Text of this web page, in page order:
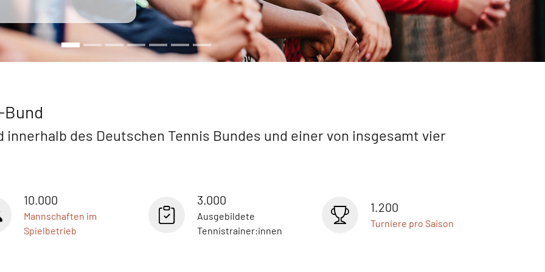
des Deutschen Tennis Bundes und einer von insgesamt vier
10.000
Mannschaften im
Spielbetrieb
3.000
Ausgebildete
Tennistrainer:innen
1.200
Turniere pro Saison